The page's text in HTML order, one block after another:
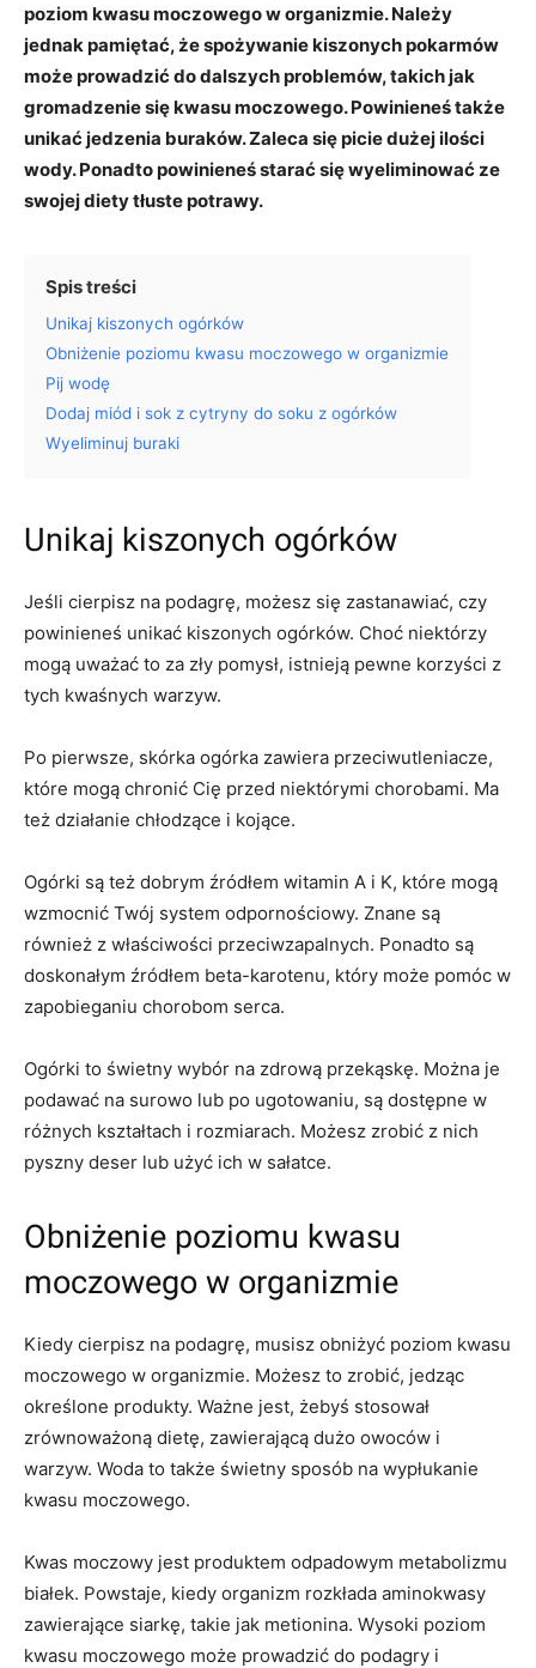
poziom kwasu moczowego w organizmie. Należy
jednak pamiętać, że spożywanie kiszonych pokarmów
może prowadzić do dalszych problemów, takich jak
gromadzenie się kwasu moczowego. Powinieneś także
unikać jedzenia buraków. Zaleca się picie dużej ilości
wody. Ponadto powinieneś starać się wyeliminować ze
swojej diety tłuste potrawy.
Spis treści
Unikaj kiszonych ogórków
Obniżenie poziomu kwasu moczowego w organizmie
Pij wodę
Dodaj miód i sok z cytryny do soku z ogórków
Wyeliminuj buraki
Unikaj kiszonych ogórków
Jeśli cierpisz na podagrę, możesz się zastanawiać, czy
powinieneś unikać kiszonych ogórków. Choć niektórzy
mogą uważać to za zły pomysł, istnieją pewne korzyści z
tych kwaśnych warzyw.
Po pierwsze, skórka ogórka zawiera przeciwutleniacze,
które mogą chronić Cię przed niektórymi chorobami. Ma
też działanie chłodzące i kojące.
Ogórki są też dobrym źródłem witamin A i K, które mogą
wzmocnić Twój system odpornościowy. Znane są
również z właściwości przeciwzapalnych. Ponadto są
doskonałym źródłem beta-karotenu, który może pomóc w
zapobieganiu chorobom serca.
Ogórki to świetny wybór na zdrową przekąskę. Można je
podawać na surowo lub po ugotowaniu, są dostępne w
różnych kształtach i rozmiarach. Możesz zrobić z nich
pyszny deser lub użyć ich w sałatce.
Obniżenie poziomu kwasu
moczowego w organizmie
Kiedy cierpisz na podagrę, musisz obniżyć poziom kwasu
moczowego w organizmie. Możesz to zrobić, jedząc
określone produkty. Ważne jest, żebyś stosował
zrównoważoną dietę, zawierającą dużo owoców i
warzyw. Woda to także świetny sposób na wypłukanie
kwasu moczowego.
Kwas moczowy jest produktem odpadowym metabolizmu
białek. Powstaje, kiedy organizm rozkłada aminokwasy
zawierające siarkę, takie jak metionina. Wysoki poziom
kwasu moczowego może prowadzić do podagry i